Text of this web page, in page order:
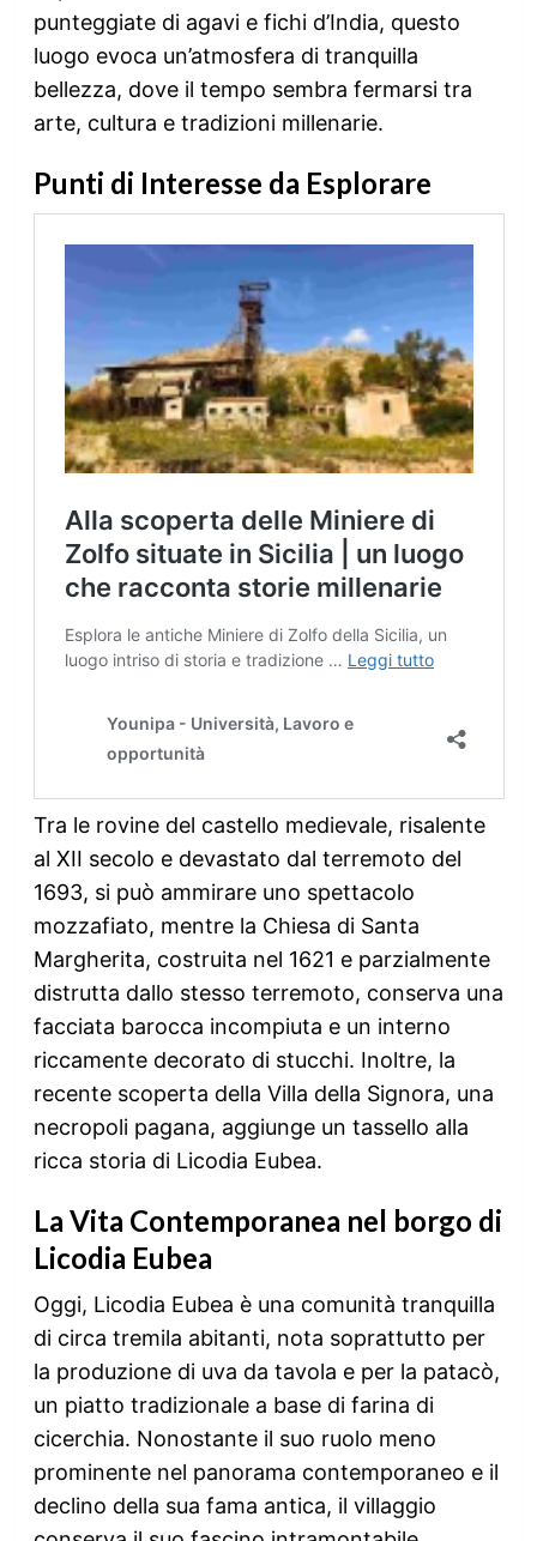
punteggiate di agavi e fichi d’India, questo
luogo evoca un’atmosfera di tranquilla
bellezza, dove il tempo sembra fermarsi tra
arte, cultura e tradizioni millenarie.
Punti di Interesse da Esplorare
Tra le rovine del castello medievale, risalente
al XII secolo e devastato dal terremoto del
1693, si può ammirare uno spettacolo
mozzafiato, mentre la Chiesa di Santa
Margherita, costruita nel 1621 e parzialmente
distrutta dallo stesso terremoto, conserva una
facciata barocca incompiuta e un interno
riccamente decorato di stucchi. Inoltre, la
recente scoperta della Villa della Signora, una
necropoli pagana, aggiunge un tassello alla
ricca storia di Licodia Eubea.
La Vita Contemporanea nel borgo di
Licodia Eubea
Oggi, Licodia Eubea è una comunità tranquilla
di circa tremila abitanti, nota soprattutto per
la produzione di uva da tavola e per la patacò,
un piatto tradizionale a base di farina di
cicerchia. Nonostante il suo ruolo meno
prominente nel panorama contemporaneo e il
declino della sua fama antica, il villaggio